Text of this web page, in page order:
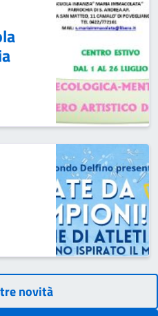
"MARIA
novità